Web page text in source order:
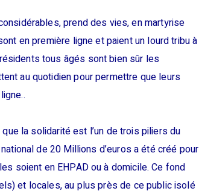
prend des vies, en martyrise
en première ligne et paient un lourd tribu à
tous âgés sont bien sûr les
au quotidien pour permettre que leurs
la solidarité est l’un de trois piliers du
de 20 Millions d’euros a été créé pour
soient en EHPAD ou à domicile. Ce fond
et locales, au plus près de ce public isolé